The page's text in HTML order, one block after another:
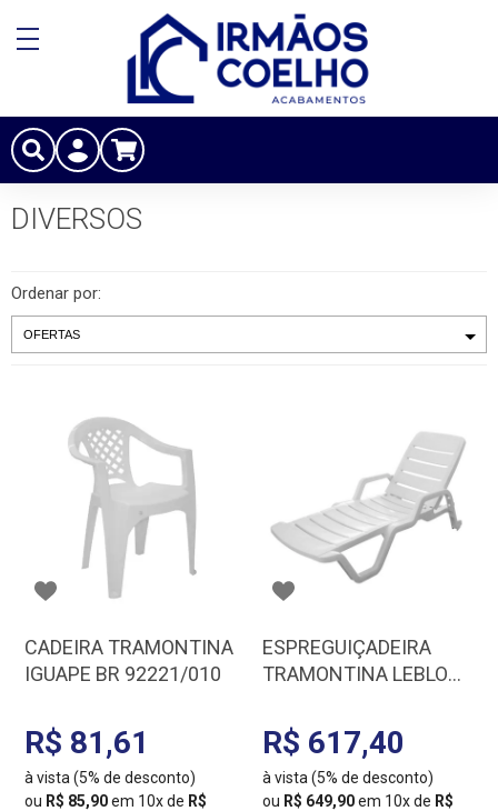
DIVERSOS
Ordenar por:
CADEIRA TRAMONTINA
IGUAPE BR 92221/010
R$ 81,61
à vista (5% de desconto)
ou R$ 85,90em 10x de R$
ESPREGUIÇADEIRA
TRAMONTINA LEBLON
R$ 617,40
à vista (5% de desconto)
ou R$ 649,90em 10x de R$